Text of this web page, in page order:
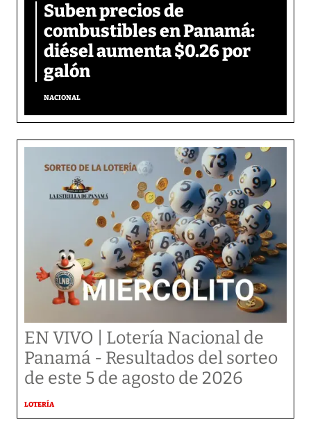
Suben precios de
combustibles en Panamá:
diésel aumenta $0.26 por
galón
NACIONAL
EN VIVO | Lotería Nacional de
Panamá - Resultados del sorteo
de este 5 de agosto de 2026
LOTERÍA